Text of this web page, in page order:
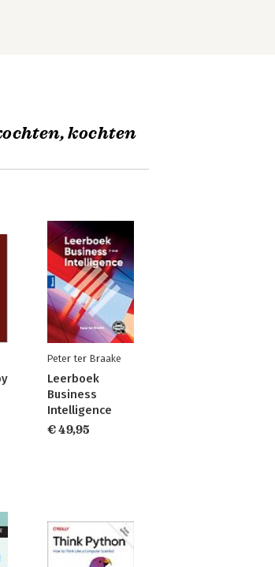
kochten
Peter ter Braake
Leerboek
Business
Intelligence
€ 49,95